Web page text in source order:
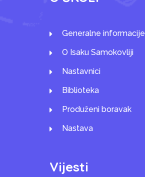
Generalne informacije
O Isaku Samokovliji
Nastavnici
Biblioteka
Produženi boravak
Nastava
Vijesti